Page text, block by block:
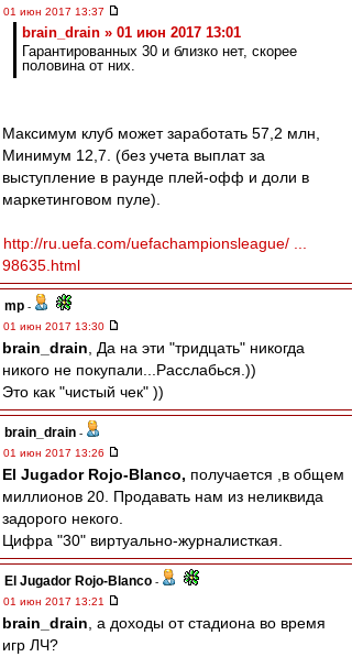
01 июн 2017 13:37
brain_drain » 01 июн 2017 13:01
Гарантированных 30 и близко нет, скорее
половина от них.
Максимум клуб может заработать 57,2 млн,
Минимум 12,7. (без учета выплат за
выступление в раунде плей-офф и доли в
маркетинговом пуле).
http://ru.uefa.com/uefachampionsleague/ ...
98635.html
mp -
01 июн 2017 13:30
brain_drain , Да на эти "тридцать" никогда
никого не покупали...Расслабься.))
Это как "чистый чек" ))
brain_drain -
01 июн 2017 13:26
El Jugador Rojo-Blanco, получается ,в общем
миллионов 20. Продавать нам из неликвида
задорого некого.
Цифра "30" виртуально-журналисткая.
El Jugador Rojo-Blanco -
01 июн 2017 13:21
brain_drain , а доходы от стадиона во время
игр ЛЧ?